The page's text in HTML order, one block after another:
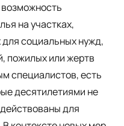
на участках,
социальных нужд,
пожилых или жертв
специалистов, есть
десятилетиями не
для